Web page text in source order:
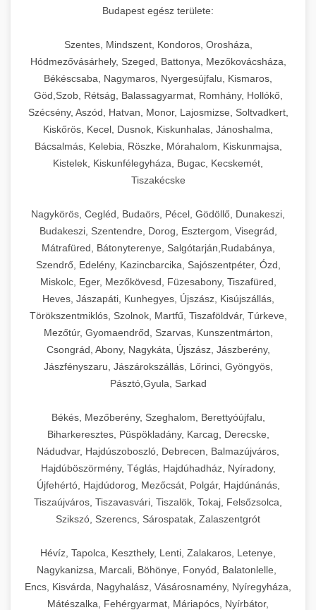
Hatékony lezárási és tartósítási megoldások.
chef-iparikonyhagepek.hu
kereskedelmi csomagoló gép
professzionális konyhák számára. Nagy
kapacitású sütő- és főzőberendezés precíz
hőmérséklet-szabályozással.
chef-iparikonyhagepek.hu
kereskedelmi sütősütő
❄️ 25. Ipari Hűtőszekrény +
Professzionális hűtőegységek és hűtőkamrák
kereskedelmi konyhák számára.
Energiahatékony hűtési megoldások nagy
kapacitással.
chef-iparikonyhagepek.hu
💧 26. Ipari Mosogatógép +
Kereskedelmi mosogatóberendezések nagy
forgalmú éttermi műveletekhez. Gyors tisztítási
ciklusok fertőtlenítési képességekkel.
chef-iparikonyhagepek.hu
🧀 27. Ipari Sajtreszelő Gép +
élelmiszer-előkészítéshez. Különböző reszelési
méretek különböző alkalmazásokhoz.
chef-iparikonyhagepek.hu
kereskedelmi sajtreszelő
🍳 28. Nagykonyhai
Berendezések
+
Teljes körű nagykonyhai berendezések és
professzionális vendéglátóipari kellékek.
Minden, ami szükséges éttermi és catering
műveletekhez.
chef-iparikonyhagepek.hu
kereskedelmi konyhai megoldások
Budapest egész területe:
Szentes, Mindszent, Kondoros, Orosháza,
Hódmezővásárhely, Szeged, Battonya, Mezőkovácsháza,
Békéscsaba, Nagymaros, Nyergesújfalu, Kismaros,
Göd,Szob, Rétság, Balassagyarmat, Romhány, Hollókő,
Szécsény, Aszód, Hatvan, Monor, Lajosmizse, Soltvadkert,
Kiskőrös, Kecel, Dusnok, Kiskunhalas, Jánoshalma,
Bácsalmás, Kelebia, Röszke, Mórahalom, Kiskunmajsa,
Kistelek, Kiskunfélegyháza, Bugac, Kecskemét,
Tiszakécske
Nagykörös, Cegléd, Budaörs, Pécel, Gödöllő, Dunakeszi,
Budakeszi, Szentendre, Dorog, Esztergom, Visegrád,
Mátrafüred, Bátonyterenye, Salgótarján,Rudabánya,
Szendrő, Edelény, Kazincbarcika, Sajószentpéter, Ózd,
Miskolc, Eger, Mezőkövesd, Füzesabony, Tiszafüred,
Heves, Jászapáti, Kunhegyes, Újszász, Kisújszállás,
Törökszentmiklós, Szolnok, Martfű, Tiszaföldvár, Túrkeve,
Mezőtúr, Gyomaendrőd, Szarvas, Kunszentmárton,
Csongrád, Abony, Nagykáta, Újszász, Jászberény,
Jászfényszaru, Jászárokszállás, Lőrinci, Gyöngyös,
Pásztó,Gyula, Sarkad
Békés, Mezőberény, Szeghalom, Berettyóújfalu,
Biharkeresztes, Püspökladány, Karcag, Derecske,
Nádudvar, Hajdúszoboszló, Debrecen, Balmazújváros,
Hajdúböszörmény, Téglás, Hajdúhadház, Nyíradony,
Újfehértó, Hajdúdorog, Mezőcsát, Polgár, Hajdúnánás,
Tiszaújváros, Tiszavasvári, Tiszalök, Tokaj, Felsőzsolca,
Szikszó, Szerencs, Sárospatak, Zalaszentgrót
Hévíz, Tapolca, Keszthely, Lenti, Zalakaros, Letenye,
Nagykanizsa, Marcali, Böhönye, Fonyód, Balatonlelle,
Encs, Kisvárda, Nagyhalász, Vásárosnamény, Nyíregyháza,
Mátészalka, Fehérgyarmat, Máriapócs, Nyírbátor,